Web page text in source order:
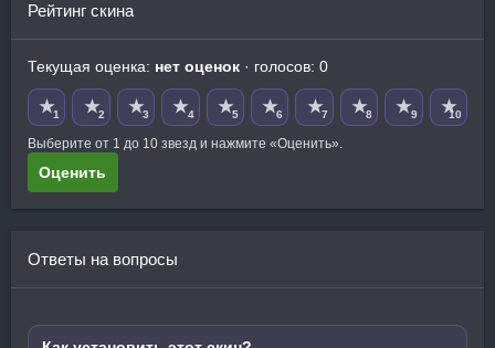
Рейтинг скина
Текущая оценка: нет оценок · голосов: 0
★1 ★2 ★3 ★4 ★5 ★6 ★7 ★8 ★9 ★10
Выберите от 1 до 10 звезд и нажмите «Оценить».
Оценить
Ответы на вопросы